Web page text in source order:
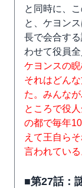
と同時に、
と、ケヨン
長で会合す
わせて役員
ケヨンスの
それはどん
た。みんな
ところで役
の都で毎年
えて王自ら
言われている
■第27話：